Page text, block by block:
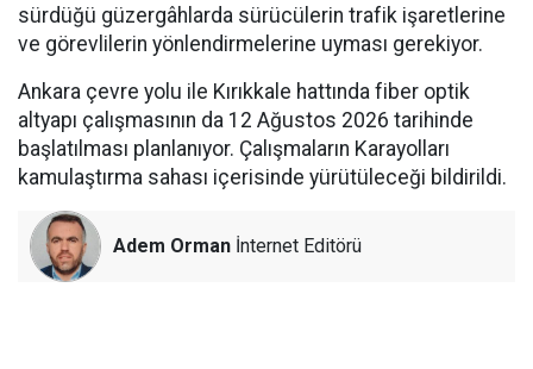
sürdüğü güzergâhlarda sürücülerin trafik işaretlerine
ve görevlilerin yönlendirmelerine uyması gerekiyor.
Ankara çevre yolu ile Kırıkkale hattında fiber optik
altyapı çalışmasının da 12 Ağustos 2026 tarihinde
başlatılması planlanıyor. Çalışmaların Karayolları
kamulaştırma sahası içerisinde yürütüleceği bildirildi.
Adem Orman İnternet Editörü